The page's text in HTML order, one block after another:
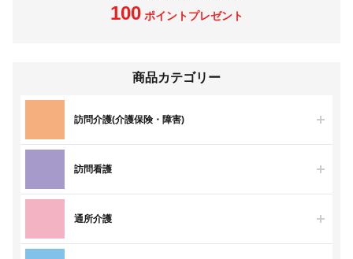
100ポイントプレゼント
商品カテゴリー
訪問介護(介護保険・障害)
訪問看護
通所介護